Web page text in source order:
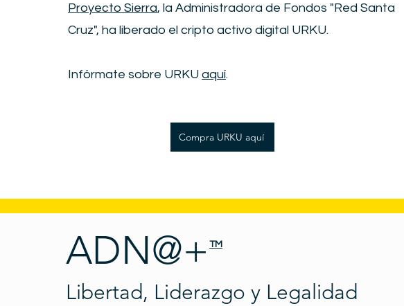
Proyecto Sierra, la Administradora de Fondos "Red Santa
Cruz", ha liberado el cripto activo digital URKU.
Infórmate sobre URKU aquí.
Compra URKU aquí
ADN@+ TM
Libertad, Liderazgo y Legalidad